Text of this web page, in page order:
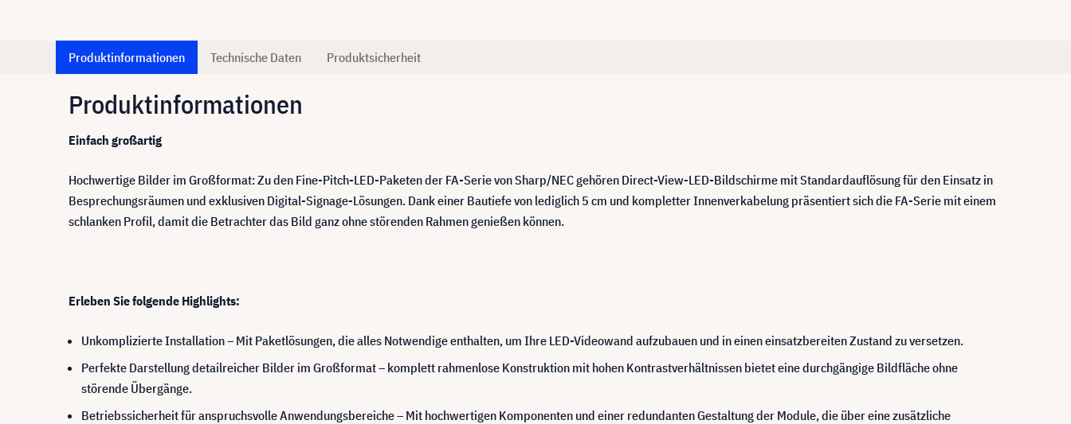
Produktinformationen Technische Daten Produktsicherheit
Produktinformationen
Einfach großartig
Hochwertige Bilder im Großformat: Zu den Fine-Pitch-LED-Paketen der FA-Serie von Sharp/NEC gehören Direct-View-LED-Bildschirme mit Standardauflösung für den Einsatz in
Besprechungsräumen und exklusiven Digital-Signage-Lösungen. Dank einer Bautiefe von lediglich 5 cm und kompletter Innenverkabelung präsentiert sich die FA-Serie mit einem
schlanken Profil, damit die Betrachter das Bild ganz ohne störenden Rahmen genießen können.
Erleben Sie folgende Highlights:
Unkomplizierte Installation – Mit Paketlösungen, die alles Notwendige enthalten, um Ihre LED-Videowand aufzubauen und in einen einsatzbereiten Zustand zu versetzen.
Perfekte Darstellung detailreicher Bilder im Großformat – komplett rahmenlose Konstruktion mit hohen Kontrastverhältnissen bietet eine durchgängige Bildfläche ohne
störende Übergänge.
Betriebssicherheit für anspruchsvolle Anwendungsbereiche – Mit hochwertigen Komponenten und einer redundanten Gestaltung der Module, die über eine zusätzliche